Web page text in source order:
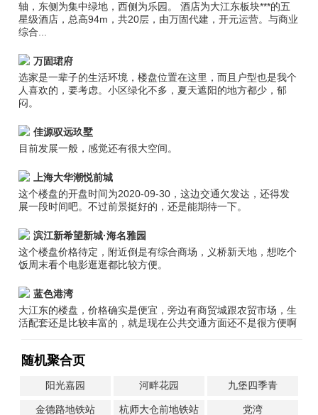
轴，东侧为集中绿地，西侧为乐园。 酒店为大江东板块***的五
星级酒店，总高94m，共20层，由万固代建，开元运营。与商业
综合...
万固珺府
选家是一辈子的生活环境，楼盘位置在这里，而且户型也是我个
人喜欢的，要考虑。小区绿化不多，夏天遮阳的地方都少，郁
闷。
佳源驭远玖墅
目前发展一般，感觉还有很大空间。
上海大华潮悦前城
这个楼盘的开盘时间为2020-09-30，这边交通欠发达，还得发
展一段时间吧。不过前景挺好的，还是能期待一下。
滨江新希望新城·海名雅园
这个楼盘价格待定，附近倒是有综合商场，义桥新天地，想吃个
饭周末看个电影逛逛都比较方便。
蓝色港湾
大江东的楼盘，价格确实是便宜，旁边有商贸城跟农贸市场，生
活配套还是比较丰富的，就是现在公共交通方面还不是很方便啊
随机聚合页
阳光嘉园 河畔花园 九堡四季青
金德路地铁站 杭师大仓前地铁站 党湾